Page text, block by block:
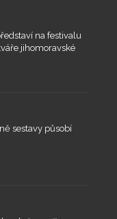
na festivalu
jihomoravské
sestavy působí